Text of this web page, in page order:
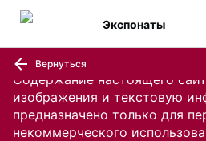
Содержание настоящего
изображения и текстовую
предназначено только для
некоммерческого
Экспонаты
Вернуться